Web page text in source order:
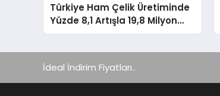
Türkiye Ham Çelik Üretiminde
Yüzde 8,1 Artışla 19,8 Milyon
Ton Hedefine Ulaştı
İdeal İndirim Fiyatları..